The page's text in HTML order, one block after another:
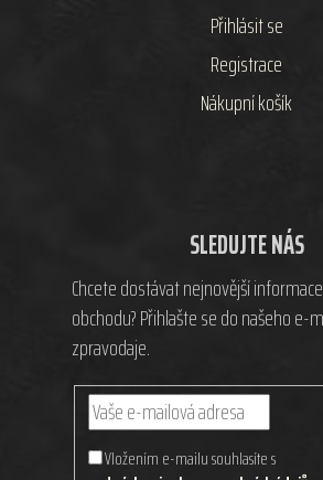
Přihlásit se
Registrace
Nákupní košík
SLEDUJTE NÁS
Chcete dostávat nejnovější
obchodu? Přihlašte se do našeho e-
zpravodaje.
Vložením e-mailu souhlasíte s